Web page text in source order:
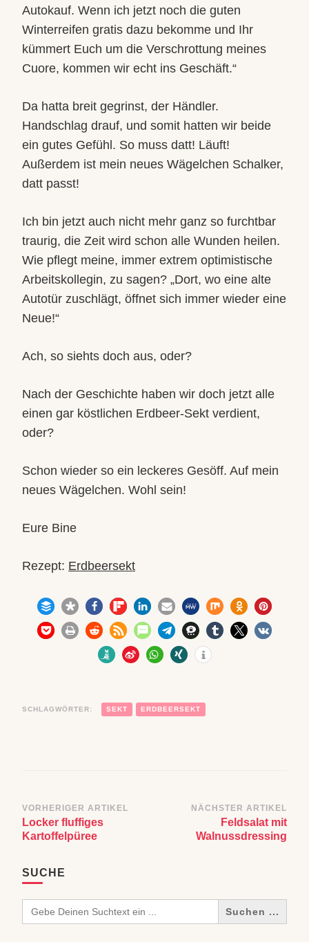
Autokauf. Wenn ich jetzt noch die guten
Winterreifen gratis dazu bekomme und Ihr
kümmert Euch um die Verschrottung meines
Cuore, kommen wir echt ins Geschäft.“
Da hatta breit gegrinst, der Händler.
Handschlag drauf, und somit hatten wir beide
ein gutes Gefühl. So muss datt! Läuft!
Außerdem ist mein neues Wägelchen Schalker,
datt passt!
Ich bin jetzt auch nicht mehr ganz so furchtbar
traurig, die Zeit wird schon alle Wunden heilen.
Wie pflegt meine, immer extrem optimistische
Arbeitskollegin, zu sagen? „Dort, wo eine alte
Autotür zuschlägt, öffnet sich immer wieder eine
Neue!“
Ach, so siehts doch aus, oder?
Nach der Geschichte haben wir doch jetzt alle
einen gar köstlichen Erdbeer-Sekt verdient,
oder?
Schon wieder so ein leckeres Gesöff. Auf mein
neues Wägelchen. Wohl sein!
Eure Bine
Rezept: Erdbeersekt
SCHLAGWÖRTER: SEKT ERDBEERSEKT
Beitragsnavigation
VORHERIGER ARTIKEL
Locker fluffiges
Kartoffelpüree
NÄCHSTER ARTIKEL
Feldsalat mit
Walnussdressing
SUCHE
Search
for: